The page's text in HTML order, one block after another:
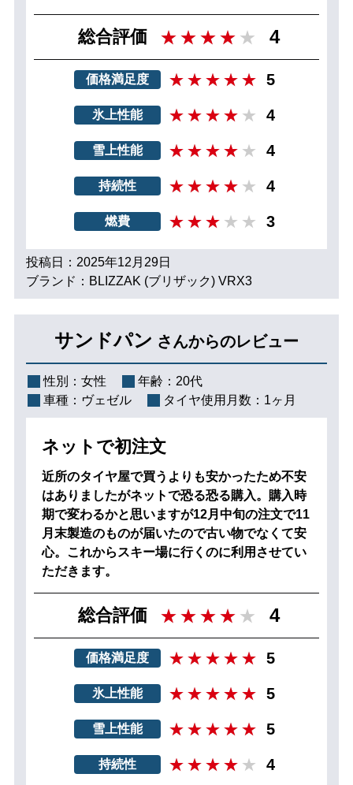
総合評価 4
価格満足度 5
氷上性能 4
雪上性能 4
持続性 4
燃費 3
投稿日：2025年12月29日
ブランド：BLIZZAK (ブリザック) VRX3
サンドパン さんからのレビュー
性別： 女性 年齢： 20代
車種： ヴェゼル タイヤ使用月数： 1ヶ月
ネットで初注文
近所のタイヤ屋で買うよりも安かったため不安
はありましたがネットで恐る恐る購入。購入時
期で変わるかと思いますが12月中旬の注文で11
月末製造のものが届いたので古い物でなくて安
心。これからスキー場に行くのに利用させてい
ただきます。
総合評価 4
価格満足度 5
氷上性能 5
雪上性能 5
持続性 4